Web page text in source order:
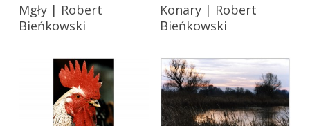
Mgły | Robert
Bieńkowski
Konary | Robert
Bieńkowski